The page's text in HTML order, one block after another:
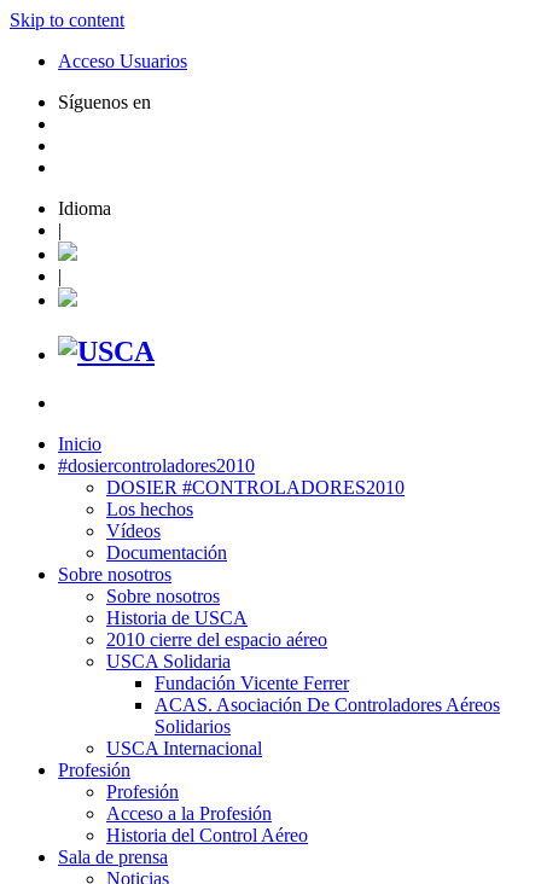
Skip to content
Acceso Usuarios
Síguenos en
Idioma
|
|
Inicio
#dosiercontroladores2010
DOSIER #CONTROLADORES2010
Los hechos
Vídeos
Documentación
Sobre nosotros
Sobre nosotros
Historia de USCA
2010 cierre del espacio aéreo
USCA Solidaria
Fundación Vicente Ferrer
ACAS. Asociación De Controladores Aéreos
Solidarios
USCA Internacional
Profesión
Profesión
Acceso a la Profesión
Historia del Control Aéreo
Sala de prensa
Noticias